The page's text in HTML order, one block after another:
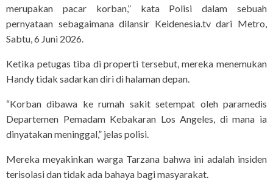
merupakan pacar korban,” kata Polisi dalam sebuah
pernyataan sebagaimana dilansir Keidenesia.tv dari Metro,
Sabtu, 6 Juni 2026.
Ketika petugas tiba di properti tersebut, mereka menemukan
Handy tidak sadarkan diri di halaman depan.
“Korban dibawa ke rumah sakit setempat oleh paramedis
Departemen Pemadam Kebakaran Los Angeles, di mana ia
dinyatakan meninggal,” jelas polisi.
Mereka meyakinkan warga Tarzana bahwa ini adalah insiden
terisolasi dan tidak ada bahaya bagi masyarakat.